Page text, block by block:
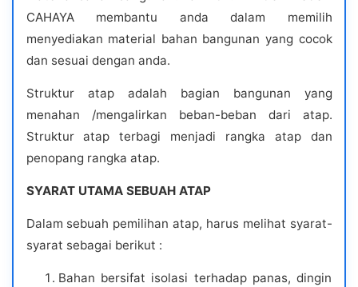
CAHAYA membantu anda dalam memilih
menyediakan material bahan bangunan yang cocok
dan sesuai dengan anda.
Struktur atap adalah bagian bangunan yang
menahan /mengalirkan beban-beban dari atap.
Struktur atap terbagi menjadi rangka atap dan
penopang rangka atap.
SYARAT UTAMA SEBUAH ATAP
Dalam sebuah pemilihan atap, harus melihat syarat-
syarat sebagai berikut :
Bahan bersifat isolasi terhadap panas, dingin